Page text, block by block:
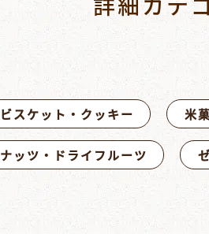
ビスケット・クッキー 米
ナッツ・ドライフルーツ